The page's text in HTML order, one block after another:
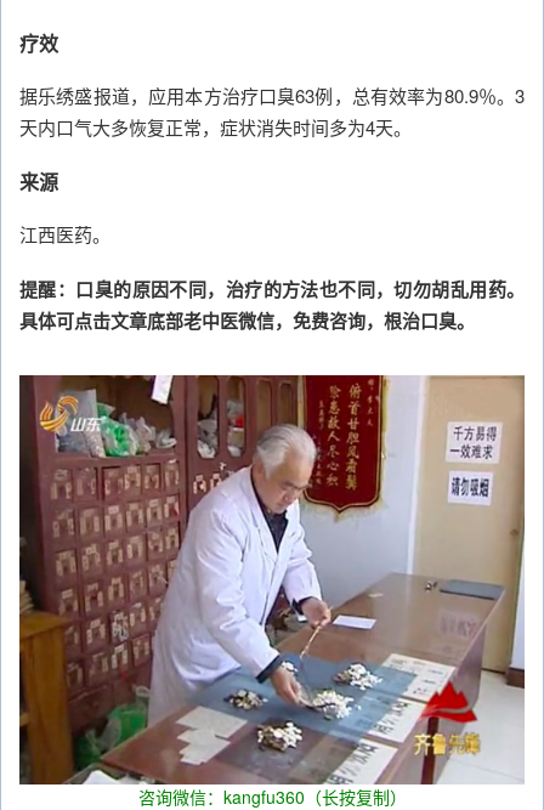
疗效
据乐绣盛报道，应用本方治疗口臭63例，总有效率为80.9％。3
天内口气大多恢复正常，症状消失时间多为4天。
来源
江西医药。
提醒：口臭的原因不同，治疗的方法也不同，切勿胡乱用药。
具体可点击文章底部老中医微信，免费咨询，根治口臭。
咨询微信：kangfu360（长按复制）